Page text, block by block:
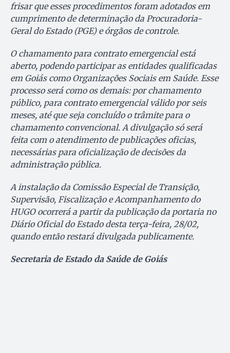
frisar que esses procedimentos foram adotados em
cumprimento de determinação da Procuradoria-
Geral do Estado (PGE) e órgãos de controle.
O chamamento para contrato emergencial está
aberto, podendo participar as entidades qualificadas
em Goiás como Organizações Sociais em Saúde. Esse
processo será como os demais: por chamamento
público, para contrato emergencial válido por seis
meses, até que seja concluído o trâmite para o
chamamento convencional. A divulgação só será
feita com o atendimento de publicações oficias,
necessárias para oficialização de decisões da
administração pública.
A instalação da Comissão Especial de Transição,
Supervisão, Fiscalização e Acompanhamento do
HUGO ocorrerá a partir da publicação da portaria no
Diário Oficial do Estado desta terça-feira, 28/02,
quando então restará divulgada publicamente.
Secretaria de Estado da Saúde de Goiás